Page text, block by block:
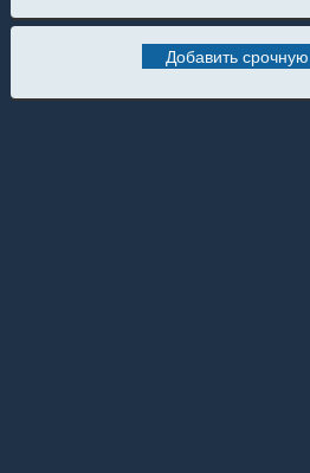
Добавить